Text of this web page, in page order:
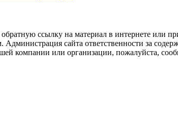
ссылку на материал в интернете или
сайта ответственности за
компании или организации, пожалуйста,